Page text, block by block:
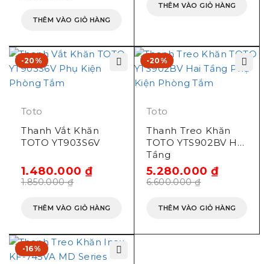
THÊM VÀO GIỎ HÀNG
THÊM VÀO GIỎ HÀNG
-20%
Toto
Thanh Vắt Khăn
TOTO YT903S6V
1.850.000₫
1.480.000₫
THÊM VÀO GIỎ HÀNG
-20%
Toto
Thanh Treo Khăn
TOTO YTS902BV Hai
Tầng
6.600.000₫
5.280.000₫
THÊM VÀO GIỎ HÀNG
-16%